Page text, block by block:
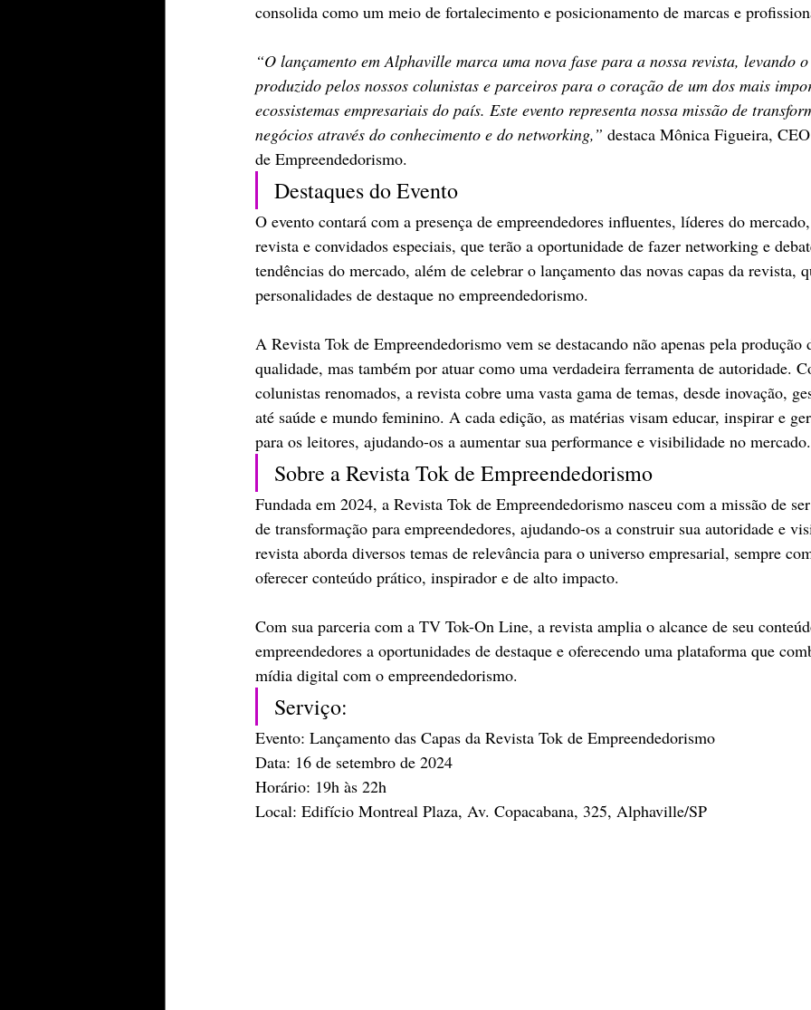
consolida como um meio de fortalecimento e posicionamento de marcas e
“O lançamento em Alphaville marca uma nova fase para a nossa revista, levando
produzido pelos nossos colunistas e parceiros para o coração de um dos mais
ecossistemas empresariais do país. Este evento representa nossa missão de
negócios através do conhecimento e do networking,” destaca Mônica Figueira,
de Empreendedorismo.
Destaques do Evento
O evento contará com a presença de empreendedores influentes, líderes do
revista e convidados especiais, que terão a oportunidade de fazer networking e
tendências do mercado, além de celebrar o lançamento das novas capas da revista,
personalidades de destaque no empreendedorismo.
A Revista Tok de Empreendedorismo vem se destacando não apenas pela produção
qualidade, mas também por atuar como uma verdadeira ferramenta de autoridade.
colunistas renomados, a revista cobre uma vasta gama de temas, desde inovação,
até saúde e mundo feminino. A cada edição, as matérias visam educar, inspirar e
para os leitores, ajudando-os a aumentar sua performance e visibilidade no mercado.
Sobre a Revista Tok de Empreendedorismo
Fundada em 2024, a Revista Tok de Empreendedorismo nasceu com a missão de
de transformação para empreendedores, ajudando-os a construir sua autoridade e
revista aborda diversos temas de relevância para o universo empresarial, sempre
oferecer conteúdo prático, inspirador e de alto impacto.
Com sua parceria com a TV Tok-On Line, a revista amplia o alcance de seu
empreendedores a oportunidades de destaque e oferecendo uma plataforma que
mídia digital com o empreendedorismo.
Serviço:
Evento: Lançamento das Capas da Revista Tok de Empreendedorismo
Data: 16 de setembro de 2024
Horário: 19h às 22h
Local: Edifício Montreal Plaza, Av. Copacabana, 325, Alphaville/SP